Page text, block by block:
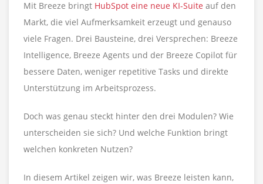
Mit Breeze bringt HubSpot eine neue KI-Suite auf den
Markt, die viel Aufmerksamkeit erzeugt und genauso
viele Fragen. Drei Bausteine, drei Versprechen: Breeze
Intelligence, Breeze Agents und der Breeze Copilot für
bessere Daten, weniger repetitive Tasks und direkte
Unterstützung im Arbeitsprozess.
Doch was genau steckt hinter den drei Modulen? Wie
unterscheiden sie sich? Und welche Funktion bringt
welchen konkreten Nutzen?
In diesem Artikel zeigen wir, was Breeze leisten kann,